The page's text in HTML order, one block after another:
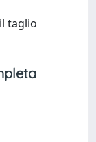
taglio